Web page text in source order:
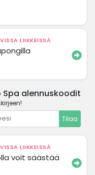
LIIKKEISSÄ
Spa alennuskoodit
Tilaa
LIIKKEISSÄ
voit säästää